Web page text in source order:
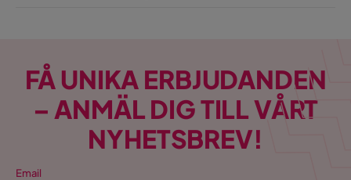
FÅ UNIKA ERBJUDANDEN
– ANMÄL DIG TILL VÅRT
NYHETSBREV!
Email